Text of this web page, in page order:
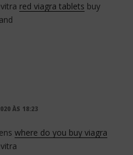
red viagra tablets buy
ÀS 18:23
where do you buy viagra